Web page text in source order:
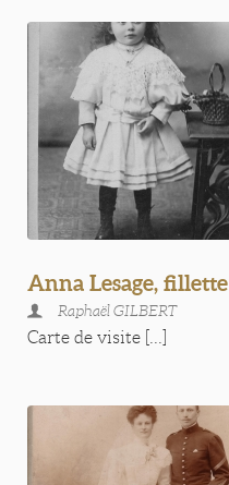
Anna Lesage, fillette
Raphaël GILBERT
Carte de visite [...]